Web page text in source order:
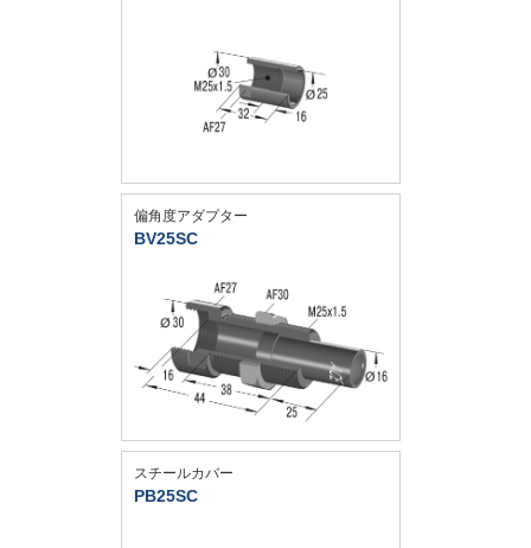
偏角度アダプター
BV25SC
スチールカバー
PB25SC